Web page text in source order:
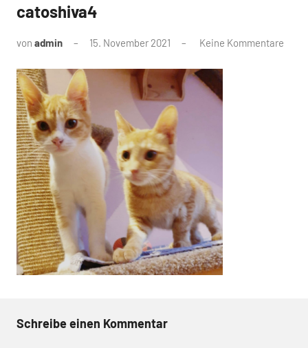
catoshiva4
von admin 15. November 2021 Keine Kommentare
Schreibe einen Kommentar